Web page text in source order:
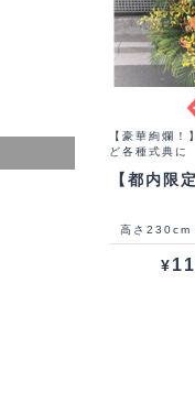
【豪華絢爛！
ど各種式典に
【都内限
高さ
¥